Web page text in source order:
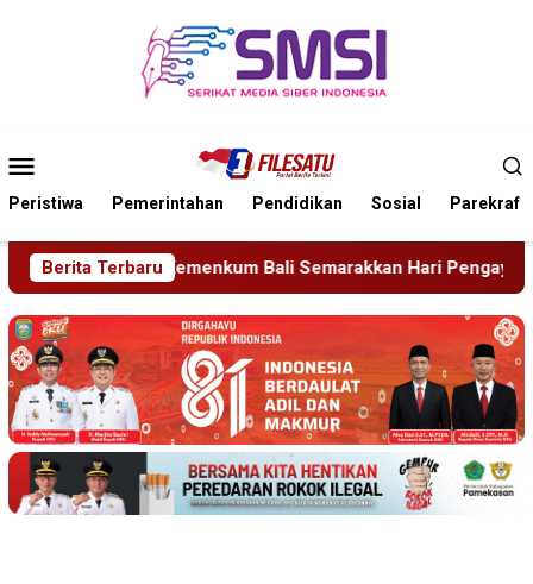
Mobile
Peristiwa Pemerintahan Pendidikan Sosial Parekraf
Berita Terbaru
Bali Semarakkan Hari Pengayoman ke-81 Tragedi